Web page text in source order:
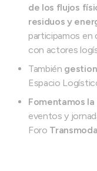
de los flujos
residuos y
participamos en
con actores
También
Espacio
Fomentamos
eventos y
Foro